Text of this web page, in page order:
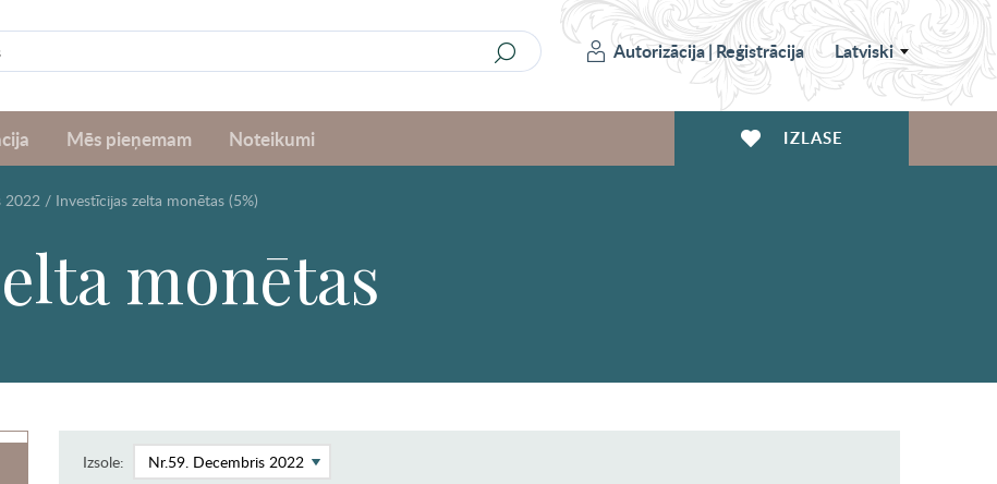
Autorizācija|Reģistrācija Latviski
Mēs pieņemam Noteikumi IZLASE
2022 / Investīcijas zelta monētas (5%)
monētas
Izsole: